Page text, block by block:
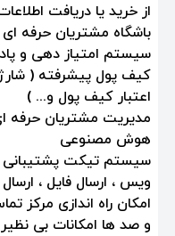
از خرید یا دریافت
باشگاه مشتریان حرفه ای
سیستم امتیاز دهی و
کیف پول پیشرفته (
اعتبار کیف پول و... )
مدیریت مشتریان حرفه
هوش مصنوعی
سیستم تیکت پشتیبانی
ویس ، ارسال فایل ،
امکان راه اندازی مرکز
و صد ها امکانات بی نظیر